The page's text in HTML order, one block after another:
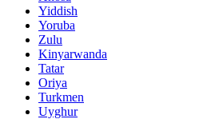
Yiddish
Yoruba
Zulu
Kinyarwanda
Tatar
Oriya
Turkmen
Uyghur